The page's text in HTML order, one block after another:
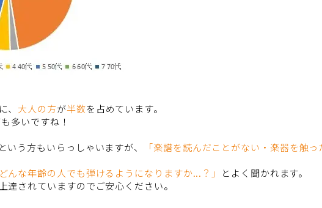
、 大人の方が半数を占めています。
多いですね！
いう方もいらっしゃいますが、
「楽譜を読んだことがない・楽器を触
んな年齢の人でも弾けるようになりますか...？」
とよく聞かれます。
達されていますのでご安心ください。